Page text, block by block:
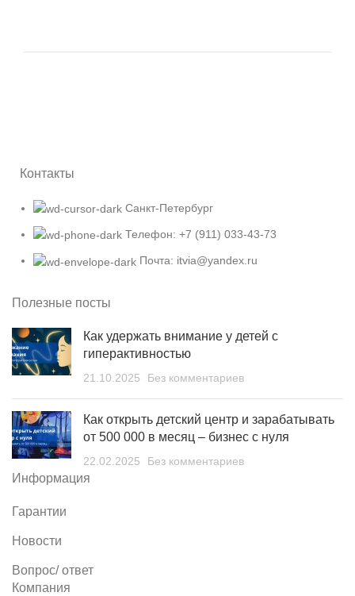
Контакты
Санкт-Петербург
Телефон: +7 (911) 033-43-73
Почта: itvia@yandex.ru
Полезные посты
Как удержать внимание у детей с
гиперактивностью
21.10.2025 Без комментариев
Как открыть детский центр и зарабатывать
от 500 000 в месяц – бизнес с нуля
22.02.2025 Без комментариев
Информация
Гарантии
Новости
Вопрос/ ответ
Компания